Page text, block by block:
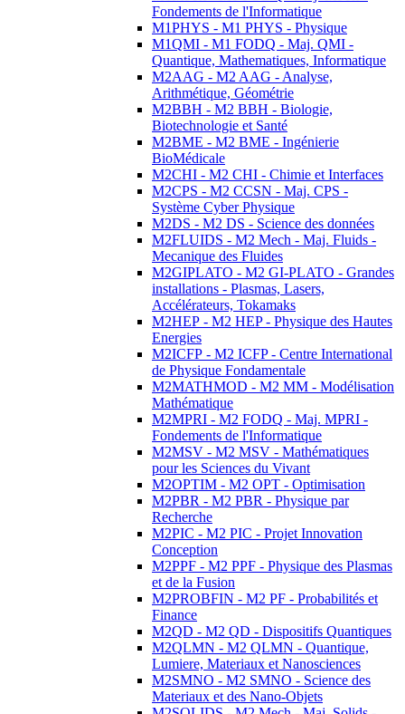
Fondements de l'Informatique
M1PHYS - M1 PHYS - Physique
M1QMI - M1 FODQ - Maj. QMI -
Quantique, Mathematiques, Informatique
M2AAG - M2 AAG - Analyse,
Arithmétique, Géométrie
M2BBH - M2 BBH - Biologie,
Biotechnologie et Santé
M2BME - M2 BME - Ingénierie
BioMédicale
M2CHI - M2 CHI - Chimie et Interfaces
M2CPS - M2 CCSN - Maj. CPS -
Système Cyber Physique
M2DS - M2 DS - Science des données
M2FLUIDS - M2 Mech - Maj. Fluids -
Mecanique des Fluides
M2GIPLATO - M2 GI-PLATO - Grandes
installations - Plasmas, Lasers,
Accélérateurs, Tokamaks
M2HEP - M2 HEP - Physique des Hautes
Energies
M2ICFP - M2 ICFP - Centre International
de Physique Fondamentale
M2MATHMOD - M2 MM - Modélisation
Mathématique
M2MPRI - M2 FODQ - Maj. MPRI -
Fondements de l'Informatique
M2MSV - M2 MSV - Mathématiques
pour les Sciences du Vivant
M2OPTIM - M2 OPT - Optimisation
M2PBR - M2 PBR - Physique par
Recherche
M2PIC - M2 PIC - Projet Innovation
Conception
M2PPF - M2 PPF - Physique des Plasmas
et de la Fusion
M2PROBFIN - M2 PF - Probabilités et
Finance
M2QD - M2 QD - Dispositifs Quantiques
M2QLMN - M2 QLMN - Quantique,
Lumiere, Materiaux et Nanosciences
M2SMNO - M2 SMNO - Science des
Materiaux et des Nano-Objets